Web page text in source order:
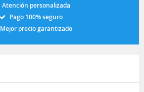
Atención personalizada
Pago 100% seguro
Mejor precio garantizado